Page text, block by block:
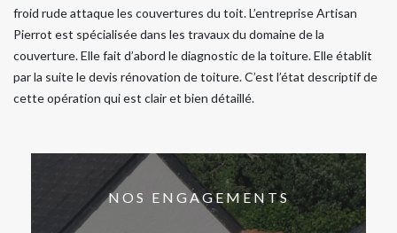
froid rude attaque les couvertures du toit. L’entreprise Artisan
Pierrot est spécialisée dans les travaux du domaine de la
couverture. Elle fait d’abord le diagnostic de la toiture. Elle établit
par la suite le devis rénovation de toiture. C’est l’état descriptif de
cette opération qui est clair et bien détaillé.
NOS ENGAGEMENTS